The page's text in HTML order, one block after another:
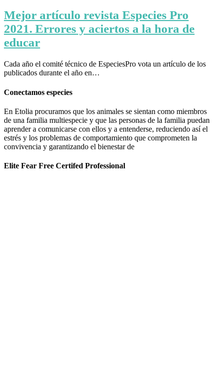
Mejor artículo revista Especies Pro
2021. Errores y aciertos a la hora de
educar
Cada año el comité técnico de EspeciesPro vota un artículo de los
publicados durante el año en…
Conectamos especies
En Etolia procuramos que los animales se sientan como miembros
de una familia multiespecie y que las personas de la familia puedan
aprender a comunicarse con ellos y a entenderse, reduciendo así el
estrés y los problemas de comportamiento que comprometen la
convivencia y garantizando el bienestar de
Elite Fear Free Certifed Professional